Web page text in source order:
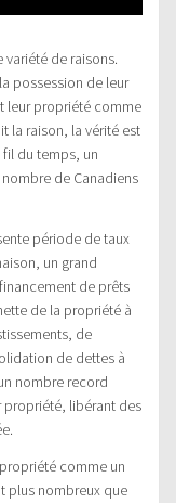
variété de raisons.
possession de leur
leur propriété comme
la raison, la vérité est
fil du temps, un
de Canadiens
période de taux
un grand
de prêts
de la propriété à
de
de dettes à
nombre record
propriété, libérant des
comme un
plus nombreux que